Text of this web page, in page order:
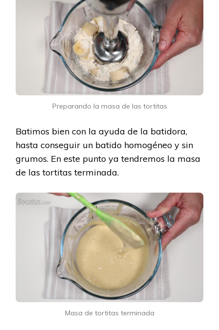
Preparando la masa de las tortitas
Batimos bien con la ayuda de la batidora,
hasta conseguir un batido homogéneo y sin
grumos. En este punto ya tendremos la masa
de las tortitas terminada.
Masa de tortitas terminada